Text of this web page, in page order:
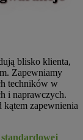
blisko klienta,
Zapewniamy
techników w
i naprawczych.
kątem zapewnienia
standardowej